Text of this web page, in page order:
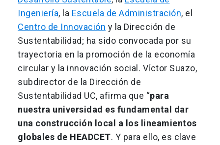
Ingeniería, la Escuela de Administración, el
Centro de Innovación y la Dirección de
Sustentabilidad; ha sido convocada por su
trayectoria en la promoción de la economía
circular y la innovación social. Víctor Suazo,
subdirector de la Dirección de
Sustentabilidad UC, afirma que “para
nuestra universidad es fundamental dar
una construcción local a los lineamientos
globales de HEADCET. Y para ello, es clave